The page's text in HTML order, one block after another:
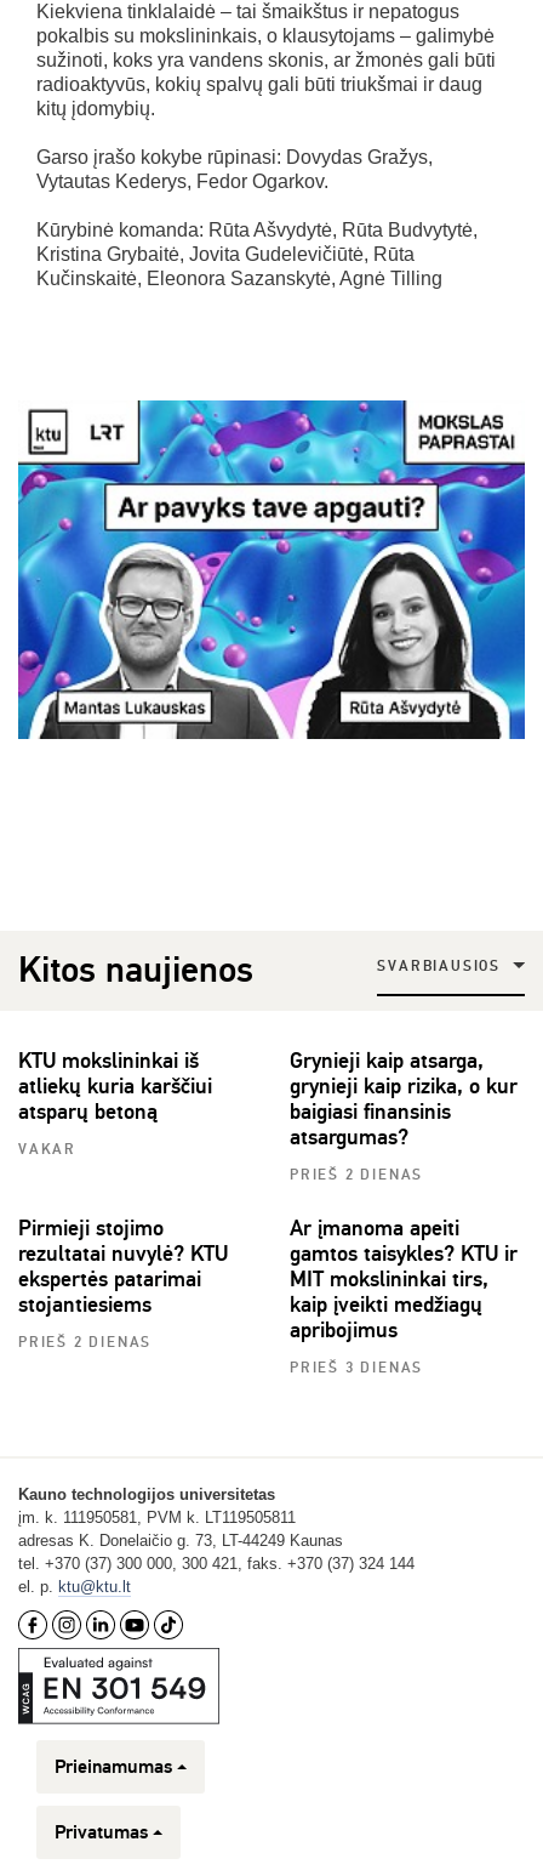
Kiekviena tinklalaidė – tai šmaikštus ir nepatogus
pokalbis su mokslininkais, o klausytojams – galimybė
sužinoti, koks yra vandens skonis, ar žmonės gali būti
radioaktyvūs, kokių spalvų gali būti triukšmai ir daug
kitų įdomybių.
Garso įrašo kokybe rūpinasi: Dovydas Gražys,
Vytautas Kederys, Fedor Ogarkov.
Kūrybinė komanda: Rūta Ašvydytė, Rūta Budvytytė,
Kristina Grybaitė, Jovita Gudelevičiūtė, Rūta
Kučinskaitė, Eleonora Sazanskytė, Agnė Tilling
Kitos naujienos SVARBIAUSIOS
KTU mokslininkai iš
atliekų kuria karščiui
atsparų betoną
VAKAR
Grynieji kaip atsarga,
grynieji kaip rizika, o kur
baigiasi finansinis
atsargumas?
PRIEŠ 2 DIENAS
Pirmieji stojimo
rezultatai nuvylė? KTU
ekspertės patarimai
stojantiesiems
PRIEŠ 2 DIENAS
Ar įmanoma apeiti
gamtos taisykles? KTU ir
MIT mokslininkai tirs,
kaip įveikti medžiagų
apribojimus
PRIEŠ 3 DIENAS
Kauno technologijos universitetas
įm. k. 111950581, PVM k. LT119505811
adresas K. Donelaičio g. 73, LT-44249 Kaunas
tel. +370 (37) 300 000, 300 421, faks. +370 (37) 324 144
el. p. ktu@ktu.lt
Prieinamumas
Privatumas